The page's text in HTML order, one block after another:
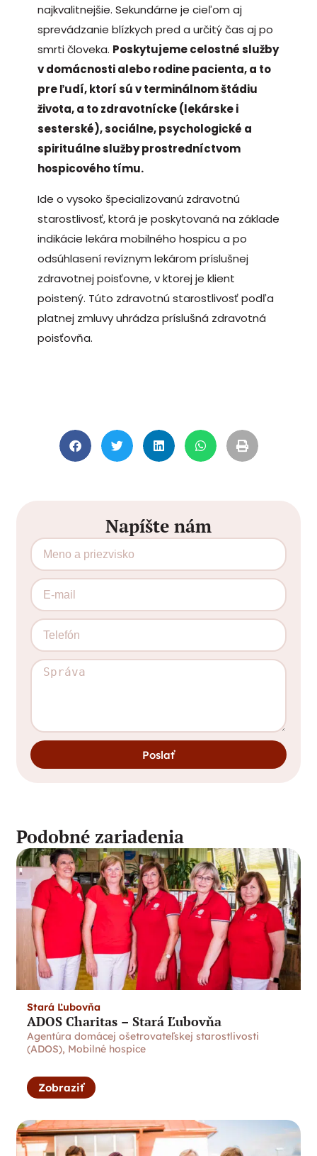
najkvalitnejšie. Sekundárne je cieľom aj
sprevádzanie blízkych pred a určitý čas aj po
smrti človeka. Poskytujeme celostné služby
v domácnosti alebo rodine pacienta, a to
pre ľudí, ktorí sú v terminálnom štádiu
života, a to zdravotnícke (lekárske i
sesterské), sociálne, psychologické a
spirituálne služby prostredníctvom
hospicového tímu.
Ide o vysoko špecializovanú zdravotnú
starostlivosť, ktorá je poskytovaná na základe
indikácie lekára mobilného hospicu a po
odsúhlasení revíznym lekárom príslušnej
zdravotnej poisťovne, v ktorej je klient
poistený. Túto zdravotnú starostlivosť podľa
platnej zmluvy uhrádza príslušná zdravotná
poisťovňa.
Napíšte nám
Poslať
Podobné zariadenia
Stará Ľubovňa
ADOS Charitas – Stará Ľubovňa
Agentúra domácej ošetrovateľskej starostlivosti
(ADOS), Mobilné hospice
Zobraziť